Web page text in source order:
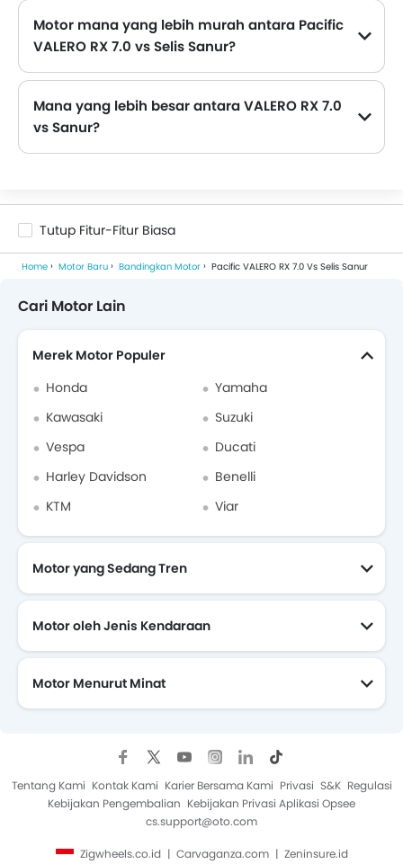
Motor mana yang lebih murah antara Pacific
VALERO RX 7.0 vs Selis Sanur?
Mana yang lebih besar antara VALERO RX 7.0
vs Sanur?
Tutup Fitur-Fitur Biasa
Home Motor Baru Bandingkan Motor Pacific VALERO RX 7.0 Vs Selis Sanur
Cari Motor Lain
Merek Motor Populer
Honda
Yamaha
Kawasaki
Suzuki
Vespa
Ducati
Harley Davidson
Benelli
KTM
Viar
Motor yang Sedang Tren
Motor oleh Jenis Kendaraan
Motor Menurut Minat
Tentang Kami Kontak Kami Karier Bersama Kami Privasi S&K Regulasi
Kebijakan Pengembalian Kebijakan Privasi Aplikasi Opsee
cs.support@oto.com
Zigwheels.co.id Carvaganza.com Zeninsure.id